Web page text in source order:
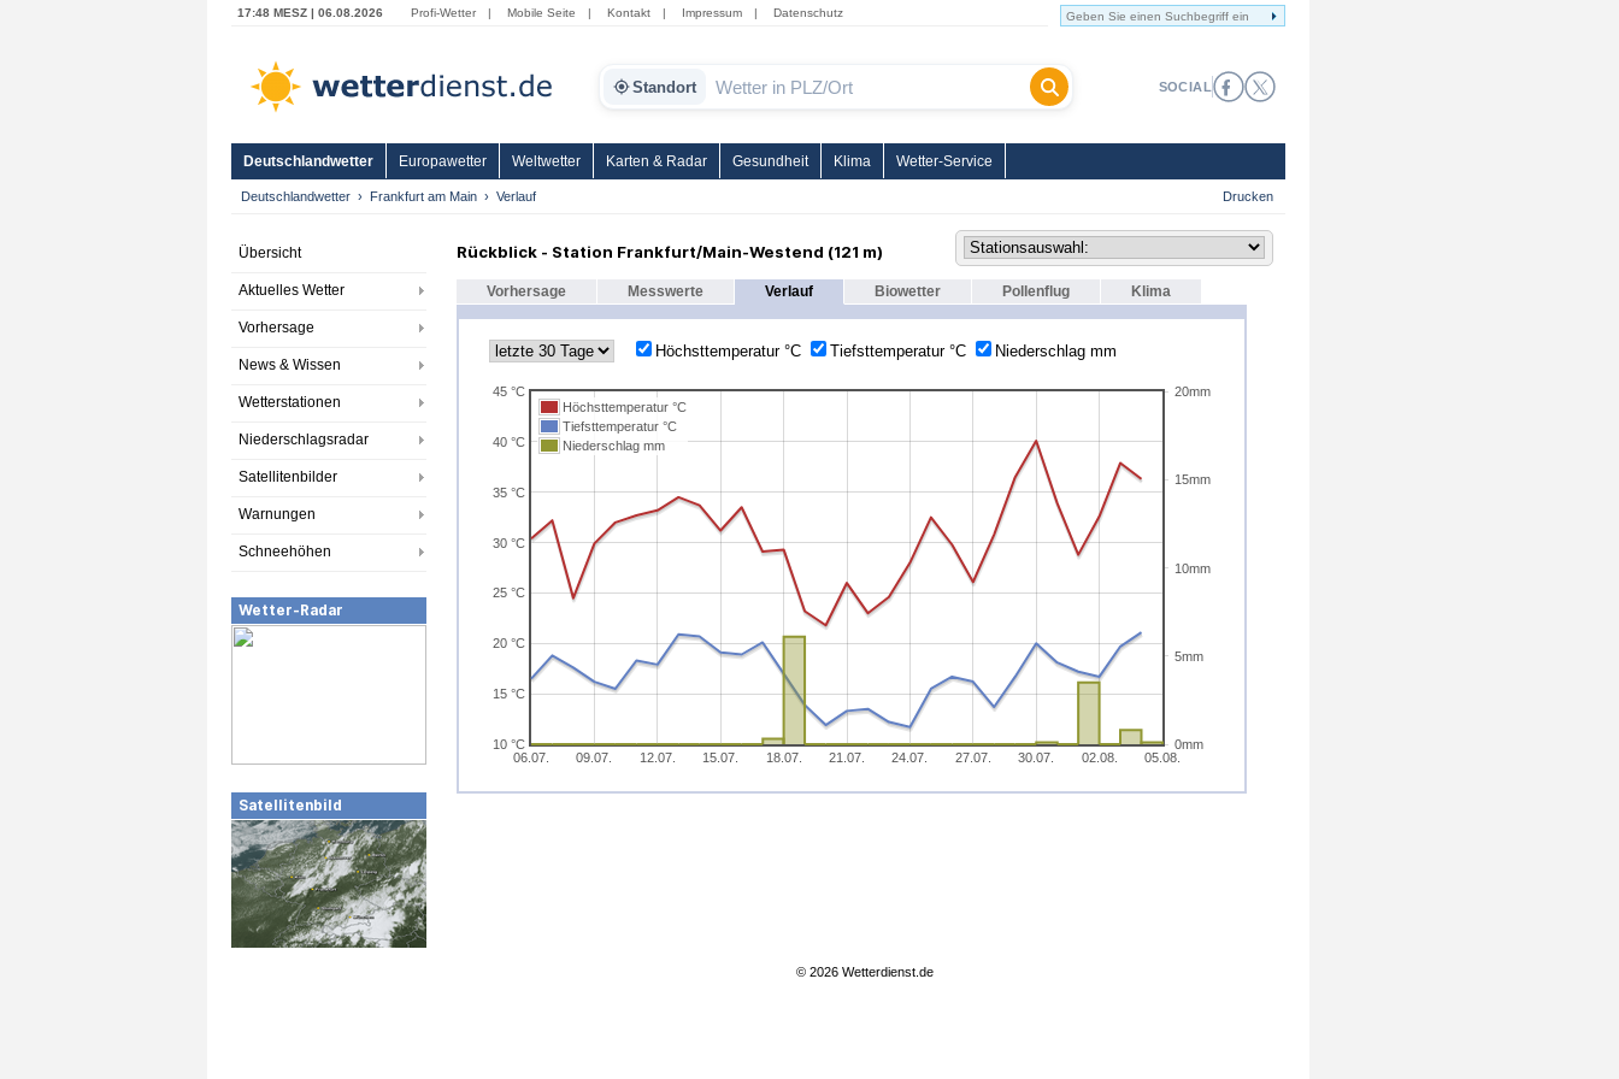
17:48 MESZ | 06.08.2026 Profi-Wetter | Mobile Seite | Kontakt | Impressum | Datenschutz
Standort SOCIAL
Deutschlandwetter Europawetter Weltwetter Karten & Radar Gesundheit Klima Wetter-Service
Deutschlandwetter Frankfurt am Main Verlauf Drucken
Übersicht
Aktuelles Wetter
Vorhersage
News & Wissen
Wetterstationen
Niederschlagsradar
Satellitenbilder
Warnungen
Schneehöhen
Wetter-Radar
Satellitenbild
Rückblick - Station Frankfurt/Main-Westend (121 m)
Vorhersage Messwerte Verlauf Biowetter Pollenflug Klima
Höchsttemperatur °C Tiefsttemperatur °C Niederschlag mm
06.07. 09.07. 12.07. 15.07. 18.07. 21.07. 24.07. 27.07. 30.07. 02.08. 05.08.
10 °C
15 °C
20 °C
25 °C
30 °C
35 °C
40 °C
45 °C
0mm
5mm
10mm
15mm
20mm
Höchsttemperatur °C
Tiefsttemperatur °C
Niederschlag mm
© 2026 Wetterdienst.de